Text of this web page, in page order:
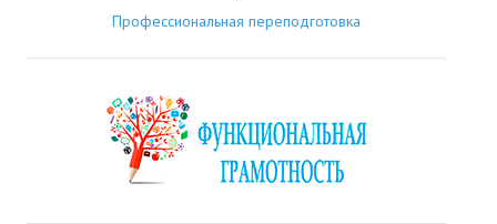
Профессиональная переподготовка